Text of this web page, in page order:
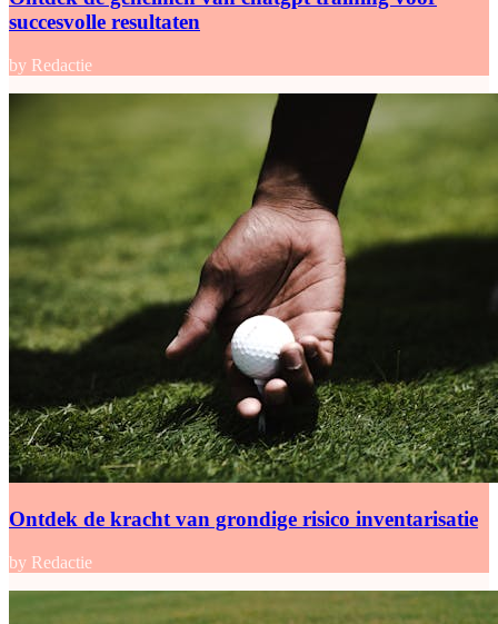
succesvolle resultaten
by Redactie
Ontdek de kracht van grondige risico inventarisatie
by Redactie